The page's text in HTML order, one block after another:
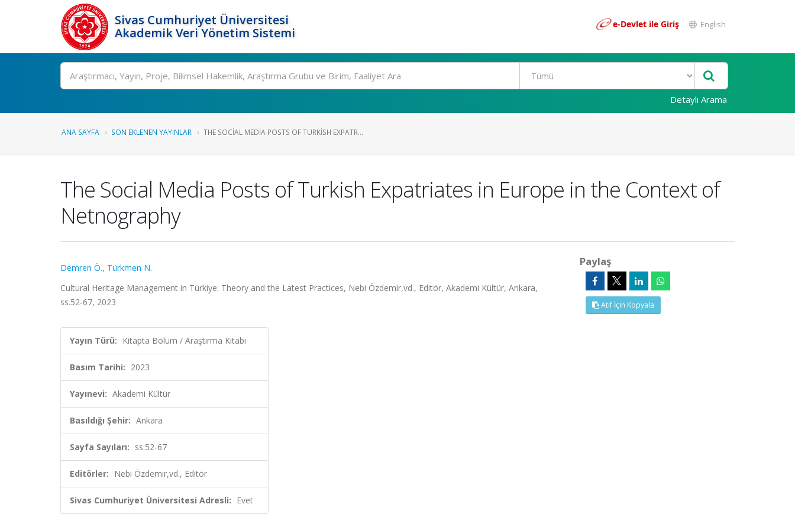
Sivas Cumhuriyet Üniversitesi
Akademik Veri Yönetim Sistemi
e-Devlet ile Giriş English
Ara
Detaylı Arama
ANA SAYFA SON EKLENEN YAYINLAR THE SOCIAL MEDIA POSTS OF TURKISH EXPATR...
The Social Media Posts of Turkish Expatriates in Europe in the Context of
Netnography
Demren Ö., Türkmen N.
Cultural Heritage Management in Türkiye: Theory and the Latest Practices, Nebi Özdemir,vd., Editör, Akademi Kültür, Ankara,
ss.52-67, 2023
Yayın Türü: Kitapta Bölüm / Araştırma Kitabı
Basım Tarihi: 2023
Yayınevi: Akademi Kültür
Basıldığı Şehir: Ankara
Sayfa Sayıları: ss.52-67
Editörler: Nebi Özdemir,vd., Editör
Sivas Cumhuriyet Üniversitesi Adresli: Evet
Paylaş
Atıf İçin Kopyala